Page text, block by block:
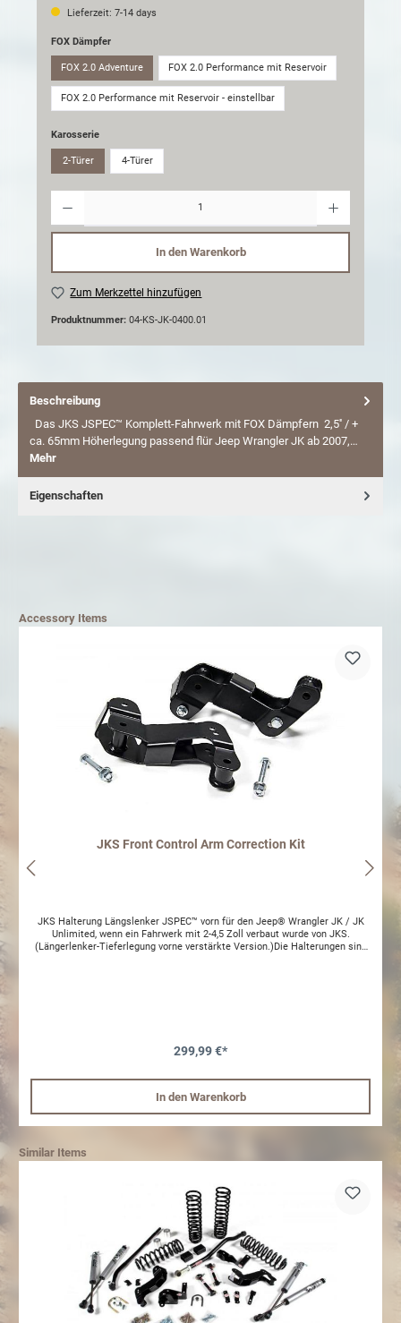
Lieferzeit: 7-14 days
FOX Dämpfer
FOX 2.0 Adventure FOX 2.0 Performance mit Reservoir
FOX 2.0 Performance mit Reservoir - einstellbar
Karosserie
2-Türer 4-Türer
In den Warenkorb
Zum Merkzettel hinzufügen
Produktnummer: 04-KS-JK-0400.01
Beschreibung
Das JKS JSPEC™ Komplett-Fahrwerk mit FOX Dämpfern 2,5'' / +
ca. 65mm Höherlegung passend flür Jeep Wrangler JK ab 2007,…
Mehr
Eigenschaften
Accessory Items
JKS Front Control Arm Correction Kit
JKS Halterung Längslenker JSPEC™ vorn für den Jeep® Wrangler JK / JK
Unlimited, wenn ein Fahrwerk mit 2-4,5 Zoll verbaut wurde von JKS.
(Längerlenker-Tieferlegung vorne verstärkte Version.)Die Halterungen sind
299,99 €*
In den Warenkorb
Similar Items